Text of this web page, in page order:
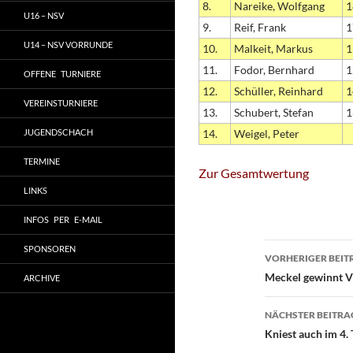
8.
Nareike, Wolfgang
9.
Reif, Frank
10.
Malkeit, Markus
11.
Fodor, Bernhard
12.
Schüller, Reinhard
13.
Schubert, Stefan
14.
Weigel, Peter
Zur Gesamtwertung
VORHERIGER
Meckel gewinnt
NÄCHSTER
Kniest auch im
U16 – NSV
U14 – NSV VORRUNDE
OFFENE TURNIERE
VEREINSTURNIERE
JUGENDSCHACH
TERMINE
LINKS
INFOS PER E-MAIL
SPONSOREN
ARCHIVE